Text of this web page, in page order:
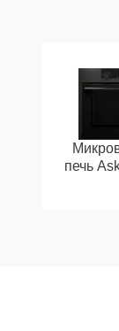
печь